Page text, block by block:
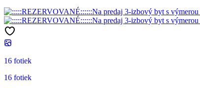
16 fotiek
16 fotiek